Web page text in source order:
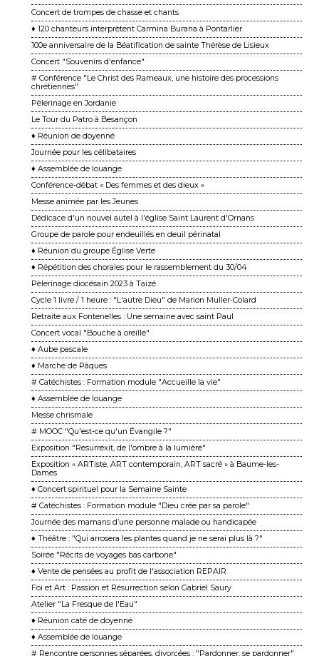
Concert de trompes de chasse et chants
♦ 120 chanteurs interprètent Carmina Burana à Pontarlier
100e anniversaire de la Béatification de sainte Thérèse de Lisieux
Concert "Souvenirs d'enfance"
# Conférence "Le Christ des Rameaux, une histoire des processions
chrétiennes"
Pèlerinage en Jordanie
Le Tour du Patro à Besançon
♦ Réunion de doyenné
Journée pour les célibataires
♦ Assemblée de louange
Conférence-débat « Des femmes et des dieux »
Messe animée par les Jeunes
Dédicace d'un nouvel autel à l'église Saint Laurent d'Ornans
Groupe de parole pour endeuillés en deuil périnatal
♦ Réunion du groupe Église Verte
♦ Répétition des chorales pour le rassemblement du 30/04
Pèlerinage diocésain 2023 à Taizé
Cycle 1 livre / 1 heure : "L'autre Dieu" de Marion Muller-Colard
Retraite aux Fontenelles : Une semaine avec saint Paul
Concert vocal "Bouche à oreille"
♦ Aube pascale
♦ Marche de Pâques
# Catéchistes : Formation module "Accueille la vie"
♦ Assemblée de louange
Messe chrismale
# MOOC "Qu'est-ce qu'un Évangile ?"
Exposition "Resurrexit, de l'ombre à la lumière"
Exposition « ARTiste, ART contemporain, ART sacré » à Baume-les-
Dames
♦ Concert spirituel pour la Semaine Sainte
# Catéchistes : Formation module "Dieu crée par sa parole"
Journée des mamans d’une personne malade ou handicapée
♦ Théâtre : "Qui arrosera les plantes quand je ne serai plus là ?"
Soirée "Récits de voyages bas carbone"
♦ Vente de pensées au profit de l'association REPAIR
Foi et Art : Passion et Résurrection selon Gabriel Saury
Atelier "La Fresque de l'Eau"
♦ Réunion caté de doyenné
♦ Assemblée de louange
# Rencontre personnes séparées, divorcées : "Pardonner, se pardonner"